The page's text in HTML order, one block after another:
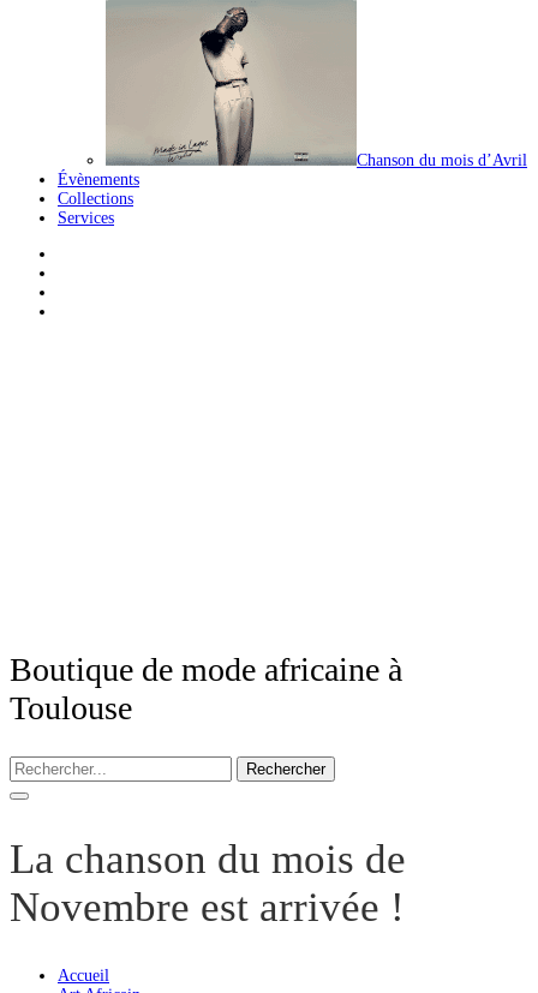
Chanson du mois d’Avril
Évènements
Collections
Services
Boutique de mode africaine à
Toulouse
Rechercher
La chanson du mois de
Novembre est arrivée !
Accueil